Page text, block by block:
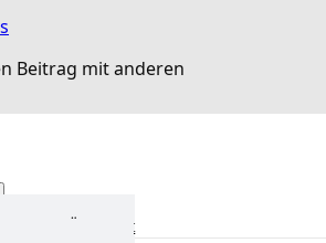
Verband Übersicht
Beitrag mit anderen